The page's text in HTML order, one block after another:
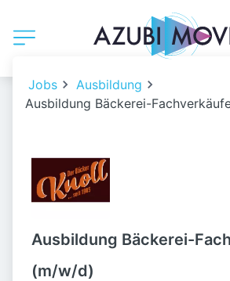
Jobs
Ausbildung
Ausbildung Bäckerei-
Ausbildung Bäckerei-
(m/w/d)